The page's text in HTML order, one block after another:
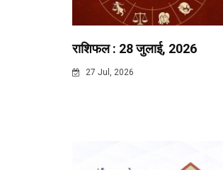
राशिफल : 28 जुलाई, 2026
27 Jul, 2026